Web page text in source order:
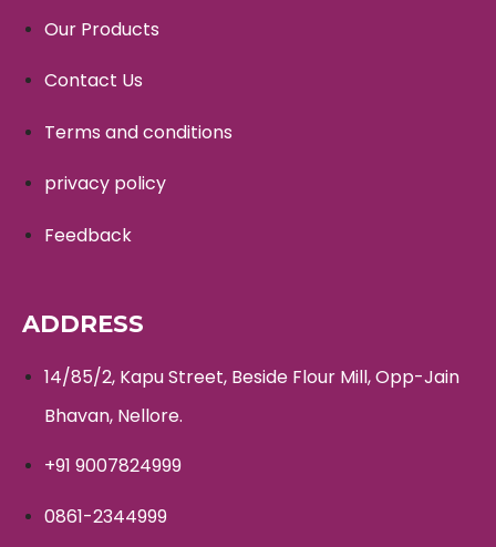
Our Products
Contact Us
Terms and conditions
privacy policy
Feedback
ADDRESS
14/85/2, Kapu Street, Beside Flour Mill, Opp-Jain
Bhavan, Nellore.
+91 9007824999
0861-2344999